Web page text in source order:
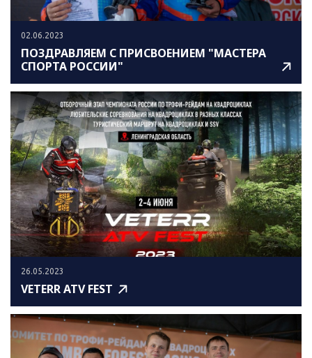
02.06.2023
ПОЗДРАВЛЯЕМ С ПРИСВОЕНИЕМ "МАСТЕРА
СПОРТА РОССИИ"
26.05.2023
VETERR ATV FEST